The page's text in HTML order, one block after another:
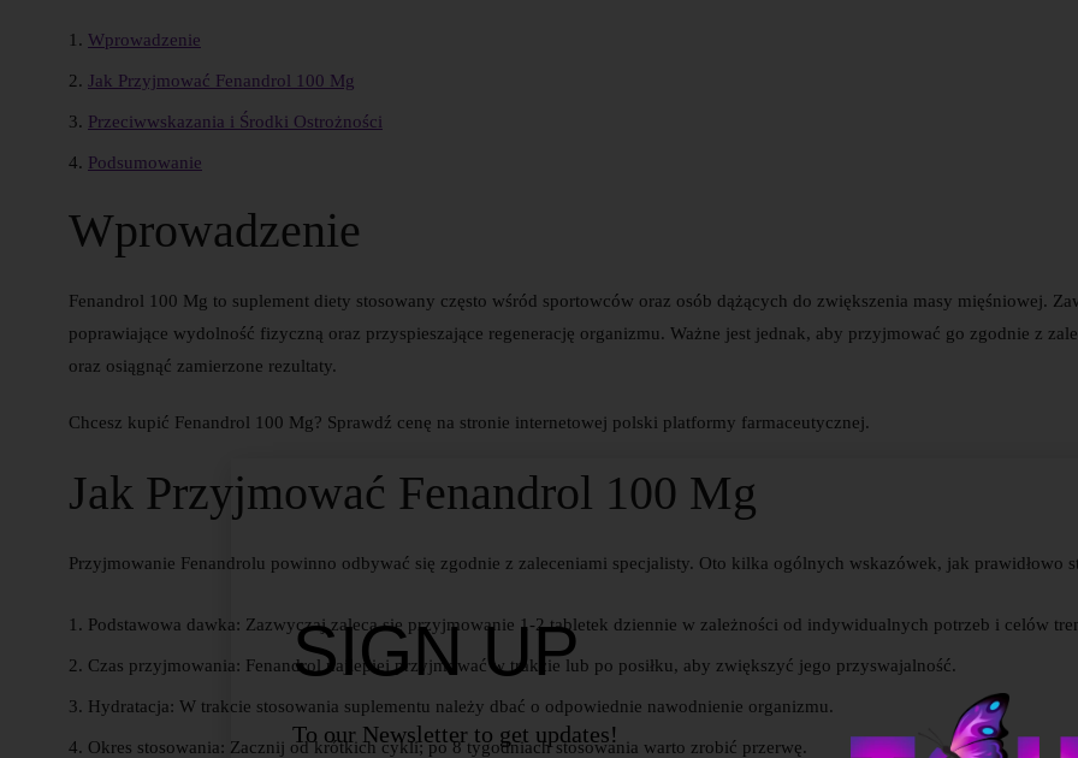
Wprowadzenie
Jak Przyjmować Fenandrol 100 Mg
Przeciwwskazania i Środki Ostrożności
Podsumowanie
Wprowadzenie
Fenandrol 100 Mg to suplement diety stosowany często wśród sportowców oraz osób dążących do zwiększenia masy mięśniowej.
poprawiające wydolność fizyczną oraz przyspieszające regenerację organizmu. Ważne jest jednak, aby przyjmować go zgodnie z
oraz osiągnąć zamierzone rezultaty.
Chcesz kupić Fenandrol 100 Mg? Sprawdź cenę na stronie internetowej polski platformy farmaceutycznej.
Jak Przyjmować Fenandrol 100 Mg
Przyjmowanie Fenandrolu powinno odbywać się zgodnie z zaleceniami specjalisty. Oto kilka ogólnych wskazówek, jak prawidłowo
Podstawowa dawka: Zazwyczaj zaleca się przyjmowanie 1-2 tabletek dziennie w zależności od indywidualnych potrzeb i celów
Czas przyjmowania: Fenandrol najlepiej przyjmować w trakcie lub po posiłku, aby zwiększyć jego przyswajalność.
Hydratacja: W trakcie stosowania suplementu należy dbać o odpowiednie nawodnienie organizmu.
Okres stosowania: Zacznij od krótkich cykli; po 8 tygodniach stosowania warto zrobić przerwę.
SIGN UP
To our Newsletter to get updates!